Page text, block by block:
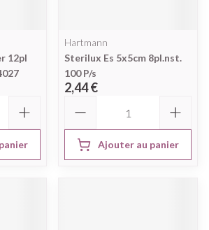
12pl
Hartmann
Sterilux Es 5x5cm 8pl.nst.
100 P/s
2,44 €
Ajouter au panier